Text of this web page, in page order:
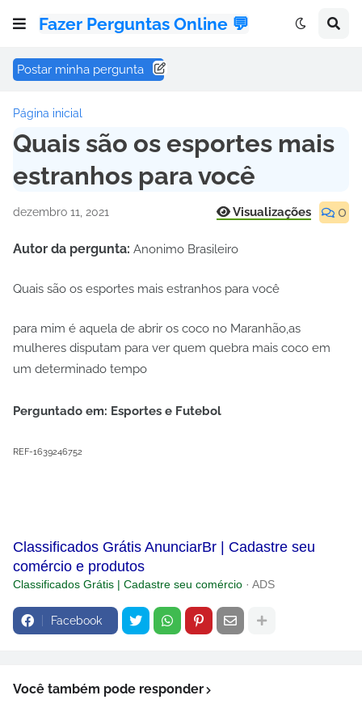
Fazer Perguntas Online 💬
Postar minha pergunta
Página inicial
Quais são os esportes mais
estranhos para você
dezembro 11, 2021 Visualizações 0
Autor da pergunta: Anonimo Brasileiro
Quais são os esportes mais estranhos para você
para mim é aquela de abrir os coco no Maranhão,as
mulheres disputam para ver quem quebra mais coco em
um determinado tempo
Perguntado em: Esportes e Futebol
REF-1639246752
Classificados Grátis AnunciarBr | Cadastre seu
comércio e produtos
Classificados Grátis | Cadastre seu comércio · ADS
Facebook
Você também pode responder